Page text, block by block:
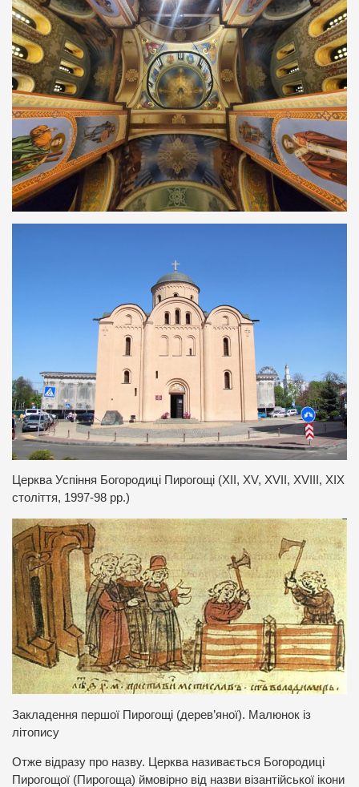
Церква Успіння Богородиці Пирогощі (XII, XV, XVII, XVIII, XIX
століття, 1997-98 рр.)
Закладення першої Пирогощі (дерев’яної). Малюнок із
літопису
Отже відразу про назву. Церква називається Богородиці
Пирогощої (Пирогоща) ймовірно від назви візантійської ікони